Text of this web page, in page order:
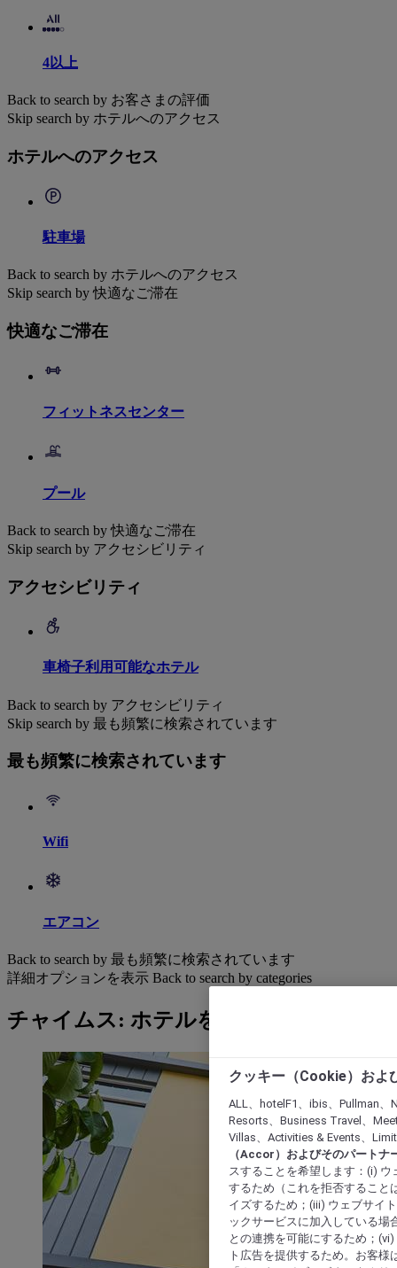
4以上
Back to search by お客さまの評価
Skip search by ホテルへのアクセス
ホテルへのアクセス
駐車場
Back to search by ホテルへのアクセス
Skip search by 快適なご滞在
快適なご滞在
フィットネスセンター
プール
Back to search by 快適なご滞在
Skip search by アクセシビリティ
アクセシビリティ
車椅子利用可能なホテル
Back to search by アクセシビリティ
Skip search by 最も頻繁に検索されています
最も頻繁に検索されています
Wifi
エアコン
Back to search by 最も頻繁に検索されています
詳細オプションを表示 Back to search by categories
チャイムス: ホテルを検索する
クッキー（Cookie）およ
ALL、hotelF1、ibis、Pullman
Resorts、Business Travel、
Villas、Activities & Events、
（Accor）およびそのパートナ
スすることを希望します：(i)
するため（これを拒否すること
イズするため；(iii) ウェブサイ
ックサービスに加入している場
との連携を可能にするため；
ト広告を提供するため。お客